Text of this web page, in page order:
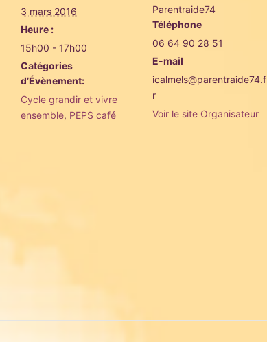
3 mars 2016
Heure :
15h00 - 17h00
Catégories
d’Évènement:
Cycle grandir et vivre
ensemble, PEPS café
Parentraide74
Téléphone
06 64 90 28 51
E-mail
icalmels@parentraide74.f
r
Voir le site Organisateur